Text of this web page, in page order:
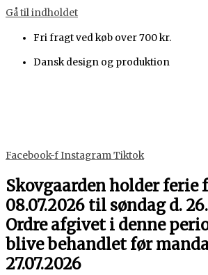
Gå til indholdet
Fri fragt ved køb over 700 kr.
Dansk design og produktion
Facebook-fInstagramTiktok
Skovgaarden holder ferie
08.07.2026 til søndag d.
Ordre afgivet i denne
blive behandlet før
27.07.2026